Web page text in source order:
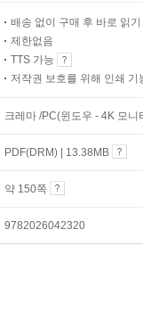
배송 없이 구매 후 바로 읽기
제한없음
TTS 가능
저작권 보호를 위해 인쇄 기
크레마 /PC(윈도우 - 4K 모
PDF(DRM) | 13.38MB
약 150쪽
9782026042320